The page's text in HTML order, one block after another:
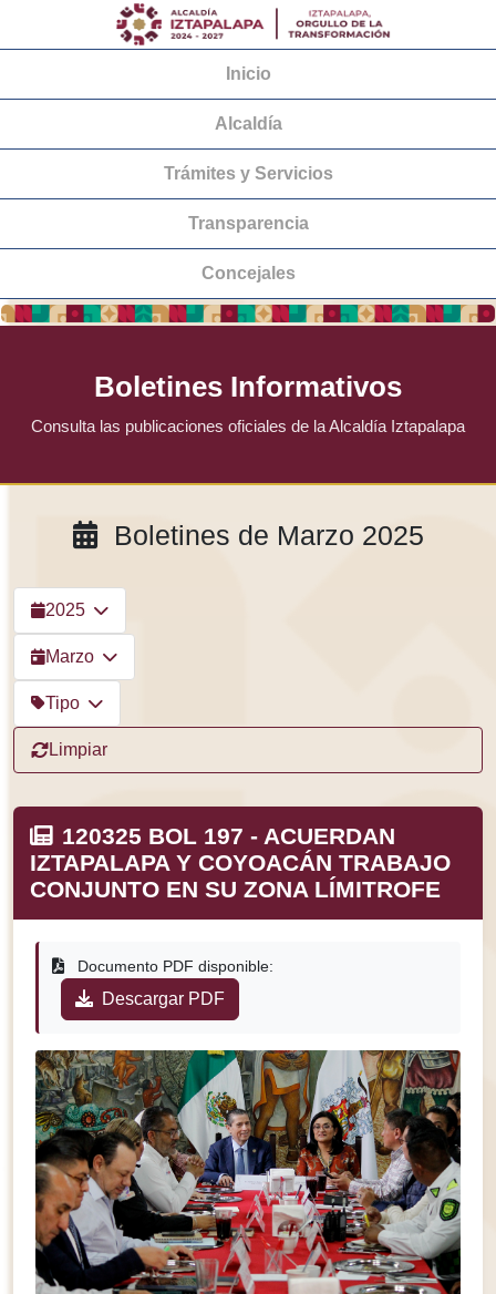
Inicio
Alcaldía
Trámites y Servicios
Transparencia
Concejales
Boletines Informativos
Consulta las publicaciones oficiales de la Alcaldía Iztapalapa
Boletines de Marzo 2025
2025
Marzo
Tipo
Limpiar
120325 BOL 197 - ACUERDAN
IZTAPALAPA Y COYOACÁN TRABAJO
CONJUNTO EN SU ZONA LÍMITROFE
Documento PDF disponible:
Descargar PDF